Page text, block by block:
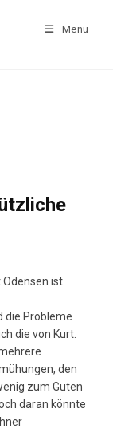
Menü
ist
die Probleme
die von Kurt.
den
zum Guten
daran könnte